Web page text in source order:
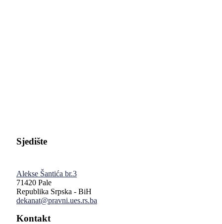
Sjedište
Alekse Šantića br.3
71420 Pale
Republika Srpska - BiH
dekanat@pravni.ues.rs.ba
Kontakt